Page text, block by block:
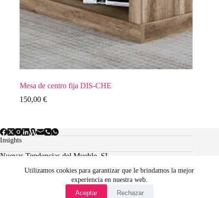
Utilizamos cookies para garantizar que le brindamos la mejor
experiencia en nuestra web.
Aceptar
Rechazar
Mesa de centro fija DIS-CHE
150,00 €
Insights
Nuevas Tendencias del Mueble, SL.
Aviso Legal